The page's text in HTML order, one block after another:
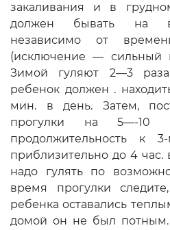
закаливания и в
должен бывать на
независимо от
(исключение — сильный
Зимой гуляют 2—3
ребенок должен .
мин. в день. Затем,
прогулки на 5—-10
продолжительность к
приблизительно до 4 час.
надо гулять по
время прогулки
ребенка оставались
домой он не был